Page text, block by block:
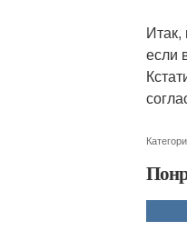
Итак,
если